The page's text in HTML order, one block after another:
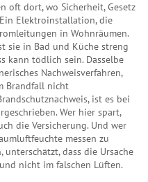
oft dort, wo Sicherheit, Gesetz
Elektroinstallation,die
in Wohnräumen.
sie in Bad und Küche streng
kann tödlich sein. Dasselbe
Nachweisverfahren,
Brandfall nicht
, ist es bei
Wer hier spart,
die Versicherung. Und wer
messen zu
dass die Ursache
nicht im falschen Lüften.